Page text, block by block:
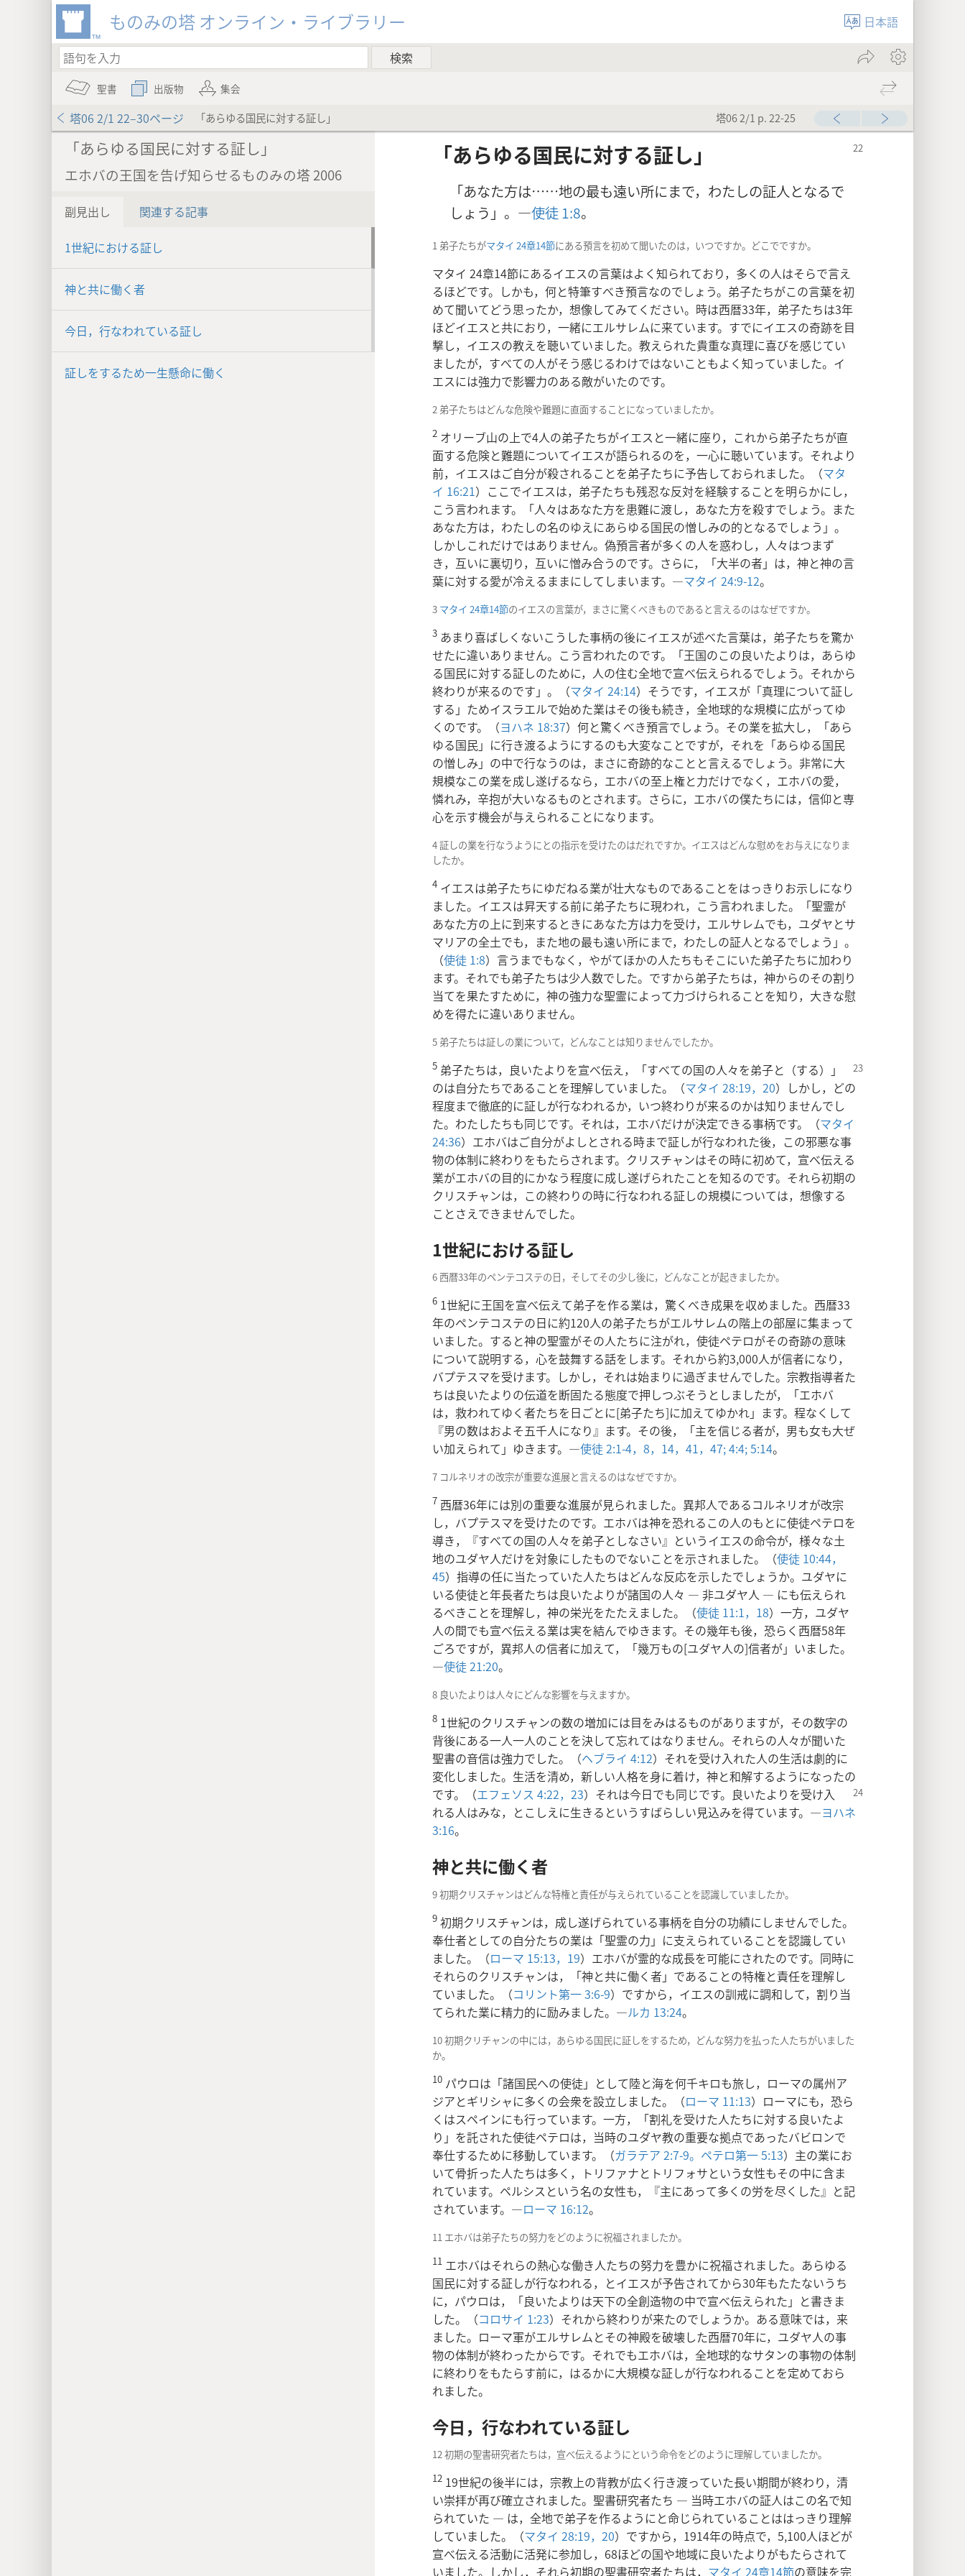
ものみの塔 オンライン・ライブラリー 日本語
聖書 出版物 集会
塔06 2/1 22–30ページ 「あらゆる国民に対する証し」 塔06 2/1 p. 22-25
「あらゆる国民に対する証し」
エホバの王国を告げ知らせるものみの塔 2006
副見出し 関連する記事
1世紀における証し
神と共に働く者
今日，行なわれている証し
証しをするため一生懸命に働く
「あらゆる国民に対する証し」
「あなた方は……地の最も遠い所にまで，わたしの証人となるで
しょう」。―使徒 1:8。
1 弟子たちがマタイ 24章14節にある預言を初めて聞いたのは，いつですか。どこでですか。
マタイ 24章14節にあるイエスの言葉はよく知られており，多くの人はそらで言え
るほどです。しかも，何と特筆すべき預言なのでしょう。弟子たちがこの言葉を初
めて聞いてどう思ったか，想像してみてください。時は西暦33年，弟子たちは3年
ほどイエスと共におり，一緒にエルサレムに来ています。すでにイエスの奇跡を目
撃し，イエスの教えを聴いていました。教えられた貴重な真理に喜びを感じてい
ましたが，すべての人がそう感じるわけではないこともよく知っていました。イ
エスには強力で影響力のある敵がいたのです。
2 弟子たちはどんな危険や難題に直面することになっていましたか。
2 オリーブ山の上で4人の弟子たちがイエスと一緒に座り，これから弟子たちが直
面する危険と難題についてイエスが語られるのを，一心に聴いています。それより
前，イエスはご自分が殺されることを弟子たちに予告しておられました。（マタ
イ 16:21）ここでイエスは，弟子たちも残忍な反対を経験することを明らかにし，
こう言われます。「人々はあなた方を患難に渡し，あなた方を殺すでしょう。また
あなた方は，わたしの名のゆえにあらゆる国民の憎しみの的となるでしょう」。
しかしこれだけではありません。偽預言者が多くの人を惑わし，人々はつまず
き，互いに裏切り，互いに憎み合うのです。さらに，「大半の者」は，神と神の言
葉に対する愛が冷えるままにしてしまいます。―マタイ 24:9-12。
3 マタイ 24章14節のイエスの言葉が，まさに驚くべきものであると言えるのはなぜですか。
3 あまり喜ばしくないこうした事柄の後にイエスが述べた言葉は，弟子たちを驚か
せたに違いありません。こう言われたのです。「王国のこの良いたよりは，あらゆ
る国民に対する証しのために，人の住む全地で宣べ伝えられるでしょう。それから
終わりが来るのです」。（マタイ 24:14）そうです，イエスが「真理について証し
する」ためイスラエルで始めた業はその後も続き，全地球的な規模に広がってゆ
くのです。（ヨハネ 18:37）何と驚くべき預言でしょう。その業を拡大し，「あら
ゆる国民」に行き渡るようにするのも大変なことですが，それを「あらゆる国民
の憎しみ」の中で行なうのは，まさに奇跡的なことと言えるでしょう。非常に大
規模なこの業を成し遂げるなら，エホバの至上権と力だけでなく，エホバの愛，
憐れみ，辛抱が大いなるものとされます。さらに，エホバの僕たちには，信仰と専
心を示す機会が与えられることになります。
4 証しの業を行なうようにとの指示を受けたのはだれですか。イエスはどんな慰めをお与えになりま
したか。
4 イエスは弟子たちにゆだねる業が壮大なものであることをはっきりお示しになり
ました。イエスは昇天する前に弟子たちに現われ，こう言われました。「聖霊が
あなた方の上に到来するときにあなた方は力を受け，エルサレムでも，ユダヤとサ
マリアの全土でも，また地の最も遠い所にまで，わたしの証人となるでしょう」。
（使徒 1:8）言うまでもなく，やがてほかの人たちもそこにいた弟子たちに加わり
ます。それでも弟子たちは少人数でした。ですから弟子たちは，神からのその割り
当てを果たすために，神の強力な聖霊によって力づけられることを知り，大きな慰
めを得たに違いありません。
5 弟子たちは証しの業について，どんなことは知りませんでしたか。
5 弟子たちは，良いたよりを宣べ伝え，「すべての国の人々を弟子と（する）」
のは自分たちであることを理解していました。（マタイ 28:19，20）しかし，どの
程度まで徹底的に証しが行なわれるか，いつ終わりが来るのかは知りませんでし
た。わたしたちも同じです。それは，エホバだけが決定できる事柄です。（マタイ
24:36）エホバはご自分がよしとされる時まで証しが行なわれた後，この邪悪な事
物の体制に終わりをもたらされます。クリスチャンはその時に初めて，宣べ伝える
業がエホバの目的にかなう程度に成し遂げられたことを知るのです。それら初期の
クリスチャンは，この終わりの時に行なわれる証しの規模については，想像する
ことさえできませんでした。
1世紀における証し
6 西暦33年のペンテコステの日，そしてその少し後に，どんなことが起きましたか。
6 1世紀に王国を宣べ伝えて弟子を作る業は，驚くべき成果を収めました。西暦33
年のペンテコステの日に約120人の弟子たちがエルサレムの階上の部屋に集まって
いました。すると神の聖霊がその人たちに注がれ，使徒ペテロがその奇跡の意味
について説明する，心を鼓舞する話をします。それから約3,000人が信者になり，
バプテスマを受けます。しかし，それは始まりに過ぎませんでした。宗教指導者た
ちは良いたよりの伝道を断固たる態度で押しつぶそうとしましたが，「エホバ
は，救われてゆく者たちを日ごとに[弟子たち]に加えてゆかれ」ます。程なくして
『男の数はおよそ五千人になり』ます。その後，「主を信じる者が，男も女も大ぜ
い加えられて」ゆきます。―使徒 2:1-4， 8， 14， 41， 47;4:4;5:14。
7 コルネリオの改宗が重要な進展と言えるのはなぜですか。
7 西暦36年には別の重要な進展が見られました。異邦人であるコルネリオが改宗
し，バプテスマを受けたのです。エホバは神を恐れるこの人のもとに使徒ペテロを
導き，『すべての国の人々を弟子としなさい』というイエスの命令が，様々な土
地のユダヤ人だけを対象にしたものでないことを示されました。（使徒 10:44，
45）指導の任に当たっていた人たちはどんな反応を示したでしょうか。ユダヤに
いる使徒と年長者たちは良いたよりが諸国の人々 ― 非ユダヤ人 ― にも伝えられ
るべきことを理解し，神の栄光をたたえました。（使徒 11:1， 18）一方，ユダヤ
人の間でも宣べ伝える業は実を結んでゆきます。その幾年も後，恐らく西暦58年
ごろですが，異邦人の信者に加えて，「幾万もの[ユダヤ人の]信者が」いました。
―使徒 21:20。
8 良いたよりは人々にどんな影響を与えますか。
8 1世紀のクリスチャンの数の増加には目をみはるものがありますが，その数字の
背後にある一人一人のことを決して忘れてはなりません。それらの人々が聞いた
聖書の音信は強力でした。（ヘブライ 4:12）それを受け入れた人の生活は劇的に
変化しました。生活を清め，新しい人格を身に着け，神と和解するようになったの
です。（エフェソス 4:22，23）それは今日でも同じです。良いたよりを受け入
れる人はみな，とこしえに生きるというすばらしい見込みを得ています。―ヨハネ
3:16。
神と共に働く者
9 初期クリスチャンはどんな特権と責任が与えられていることを認識していましたか。
9 初期クリスチャンは，成し遂げられている事柄を自分の功績にしませんでした。
奉仕者としての自分たちの業は「聖霊の力」に支えられていることを認識してい
ました。（ローマ 15:13， 19）エホバが霊的な成長を可能にされたのです。同時に
それらのクリスチャンは，「神と共に働く者」であることの特権と責任を理解し
ていました。（コリント第一 3:6-9）ですから，イエスの訓戒に調和して，割り当
てられた業に精力的に励みました。―ルカ 13:24。
10 初期クリチャンの中には，あらゆる国民に証しをするため，どんな努力を払った人たちがいました
か。
10 パウロは「諸国民への使徒」として陸と海を何千キロも旅し，ローマの属州ア
ジアとギリシャに多くの会衆を設立しました。（ローマ 11:13）ローマにも，恐ら
くはスペインにも行っています。一方，「割礼を受けた人たちに対する良いたよ
り」を託された使徒ペテロは，当時のユダヤ教の重要な拠点であったバビロンで
奉仕するために移動しています。（ガラテア 2:7-9。 ペテロ第一 5:13）主の業にお
いて骨折った人たちは多く，トリファナとトリフォサという女性もその中に含ま
れています。ペルシスという名の女性も，『主にあって多くの労を尽くした』と記
されています。―ローマ 16:12。
11 エホバは弟子たちの努力をどのように祝福されましたか。
11 エホバはそれらの熱心な働き人たちの努力を豊かに祝福されました。あらゆる
国民に対する証しが行なわれる，とイエスが予告されてから30年もたたないうち
に，パウロは，「良いたよりは天下の全創造物の中で宣べ伝えられた」と書きま
した。（コロサイ 1:23）それから終わりが来たのでしょうか。ある意味では，来
ました。ローマ軍がエルサレムとその神殿を破壊した西暦70年に，ユダヤ人の事
物の体制が終わったからです。それでもエホバは，全地球的なサタンの事物の体制
に終わりをもたらす前に，はるかに大規模な証しが行なわれることを定めておら
れました。
今日，行なわれている証し
12 初期の聖書研究者たちは，宣べ伝えるようにという命令をどのように理解していましたか。
12 19世紀の後半には，宗教上の背教が広く行き渡っていた長い期間が終わり，清
い崇拝が再び確立されました。聖書研究者たち ― 当時エホバの証人はこの名で知
られていた ― は，全地で弟子を作るようにと命じられていることははっきり理解
していました。（マタイ 28:19，20）ですから，1914年の時点で，5,100人ほどが
宣べ伝える活動に活発に参加し，68ほどの国や地域に良いたよりがもたらされて
いました。しかし，それら初期の聖書研究者たちは， マタイ 24章14節の意味を完